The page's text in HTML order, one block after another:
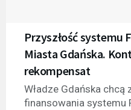
Przyszłość systemu
Miasta Gdańska.
rekompensat
Władze Gdańska chcą
finansowania systemu